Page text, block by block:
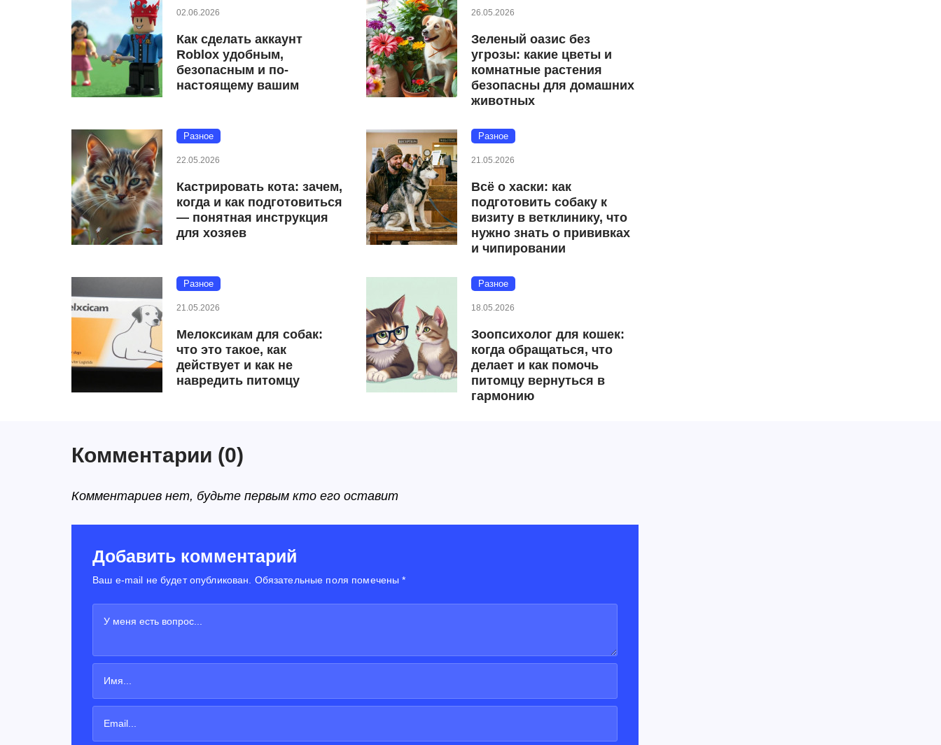
02.06.2026
Как сделать аккаунт
Roblox удобным,
безопасным и по-
настоящему вашим
26.05.2026
Зеленый оазис без
угрозы: какие цветы и
комнатные растения
безопасны для домашних
животных
Разное
22.05.2026
Кастрировать кота: зачем,
когда и как подготовиться
— понятная инструкция
для хозяев
Разное
21.05.2026
Всё о хаски: как
подготовить собаку к
визиту в ветклинику, что
нужно знать о прививках
и чипировании
Разное
21.05.2026
Мелоксикам для собак:
что это такое, как
действует и как не
навредить питомцу
Разное
18.05.2026
Зоопсихолог для кошек:
когда обращаться, что
делает и как помочь
питомцу вернуться в
гармонию
Комментарии (0)
Комментариев нет, будьте первым кто его оставит
Добавить комментарий
Ваш e-mail не будет опубликован. Обязательные поля помечены *